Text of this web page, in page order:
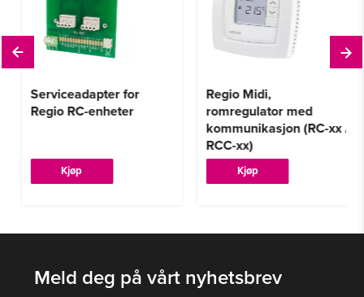
Serviceadapter for
Regio RC-enheter
Kjøp
Regio Midi,
romregulator med
kommunikasjon (RC-xx /
RCC-xx)
Kjøp
Dette
produktet
flere
Alternativene
Meld deg på vårt nyhetsbrev